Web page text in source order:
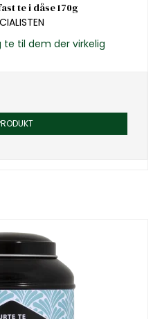
te i dåse 170g
til dem der virkelig